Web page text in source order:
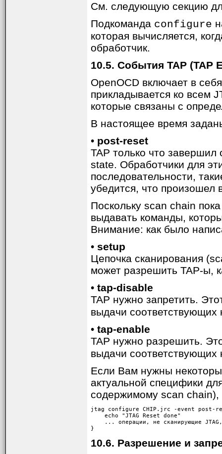
См. следующую секцию
Подкоманда configure
которая вычисляется,
обработчик.
10.5. События TAP (TAP
OpenOCD включает в
прикладывается ко всем
которые связаны с
В настоящее время
• post-reset
TAP только что
state. Обработчики для
последовательности,
убедится, что произошел
Поскольку scan chain
выдавать команды,
Внимание: как было
• setup
Цепочка сканирования
может разрешить TAP-ы,
• tap-disable
TAP нужно запретить.
выдачи соответствующих
• tap-enable
TAP нужно разрешить.
выдачи соответствующих
Если Вам нужны
актуальной специфики
содержимому scan
jtag configure CHIP.jrc -event post-
    echo "JTAG Reset done"
... операции, не сканирующие
}
10.6. Разрешение и